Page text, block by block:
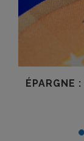
ÉPARGNE